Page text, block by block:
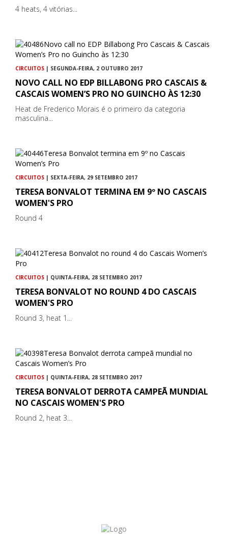
4 heats, 4 vitórias...
CIRCUITOS | SEGUNDA-FEIRA, 2 OUTUBRO 2017
NOVO CALL NO EDP BILLABONG PRO CASCAIS &
CASCAIS WOMEN’S PRO NO GUINCHO ÀS 12:30
Heat de Frederico Morais é o primeiro da categoria
masculina...
CIRCUITOS | SEXTA-FEIRA, 29 SETEMBRO 2017
TERESA BONVALOT TERMINA EM 9º NO CASCAIS
WOMEN'S PRO
Round 4
CIRCUITOS | QUINTA-FEIRA, 28 SETEMBRO 2017
TERESA BONVALOT NO ROUND 4 DO CASCAIS
WOMEN'S PRO
Round 3, heat 1...
CIRCUITOS | QUINTA-FEIRA, 28 SETEMBRO 2017
TERESA BONVALOT DERROTA CAMPEÃ MUNDIAL
NO CASCAIS WOMEN'S PRO
Round 2, heat 3...